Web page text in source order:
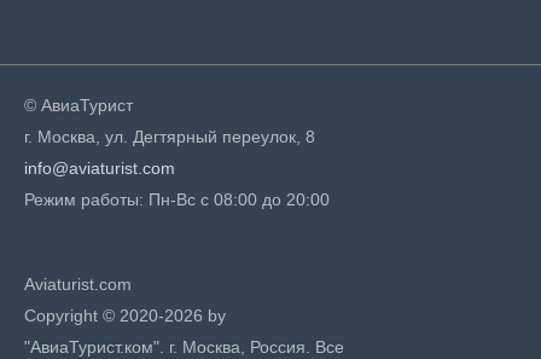
© АвиаТурист
г. Москва, ул. Дегтярный переулок, 8
info@aviaturist.com
Режим работы: Пн-Вс с 08:00 до 20:00
Aviaturist.com
Copyright © 2020-2026 by
"АвиаТурист.ком". г. Москва, Россия. Все